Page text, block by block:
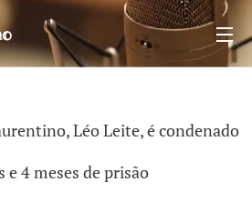
Léo Leite, é condenado
e 4 meses de prisão